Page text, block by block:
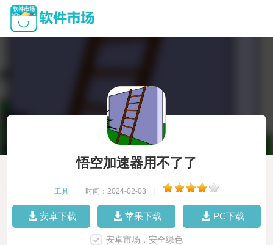
悟空加速器用不了了
工具 时间：2024-02-03
安卓下载 苹果下载 PC下载
安卓市场，安全绿色